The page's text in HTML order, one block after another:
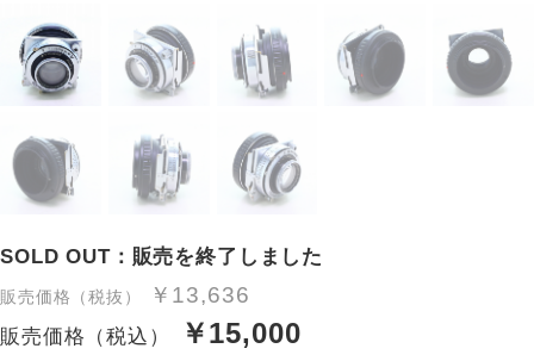
SOLD OUT：販売を終了しました
販売価格（税抜） ￥13,636
販売価格（税込） ￥15,000